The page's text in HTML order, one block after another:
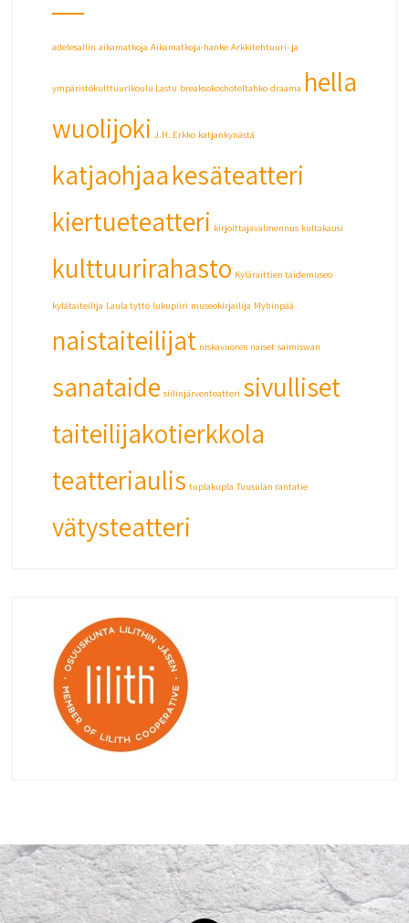
adelesallin aikamatkoja Aikamatkoja-hanke Arkkitehtuuri- ja
ympäristökulttuurikoulu Lastu breaksokoshoteltahko draama hella
wuolijoki J.H. Erkko katjankynästä
katjaohjaakesäteatteri
kiertueteatteri kirjoittajavalmennus kultakausi
kulttuurirahasto Kyläraittien taidemuseo
kylätaiteilija Laula tyttö lukupiiri museokirjailija Myhinpää
naistaiteilijat niskavuoren naiset saimiswan
sanataide siilinjärventeatteri sivulliset
taiteilijakotierkkola
teatteriaulis tuplakupla Tuusulan rantatie
vätysteatteri